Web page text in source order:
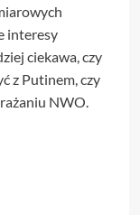
interesy
ciekawa, czy
z Putinem, czy
NWO.